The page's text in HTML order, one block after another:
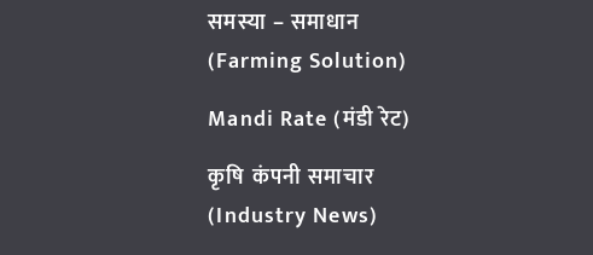
समस्या – समाधान
(Farming Solution)
Mandi Rate (मंडी रेट)
कृषि कंपनी समाचार
(Industry News)